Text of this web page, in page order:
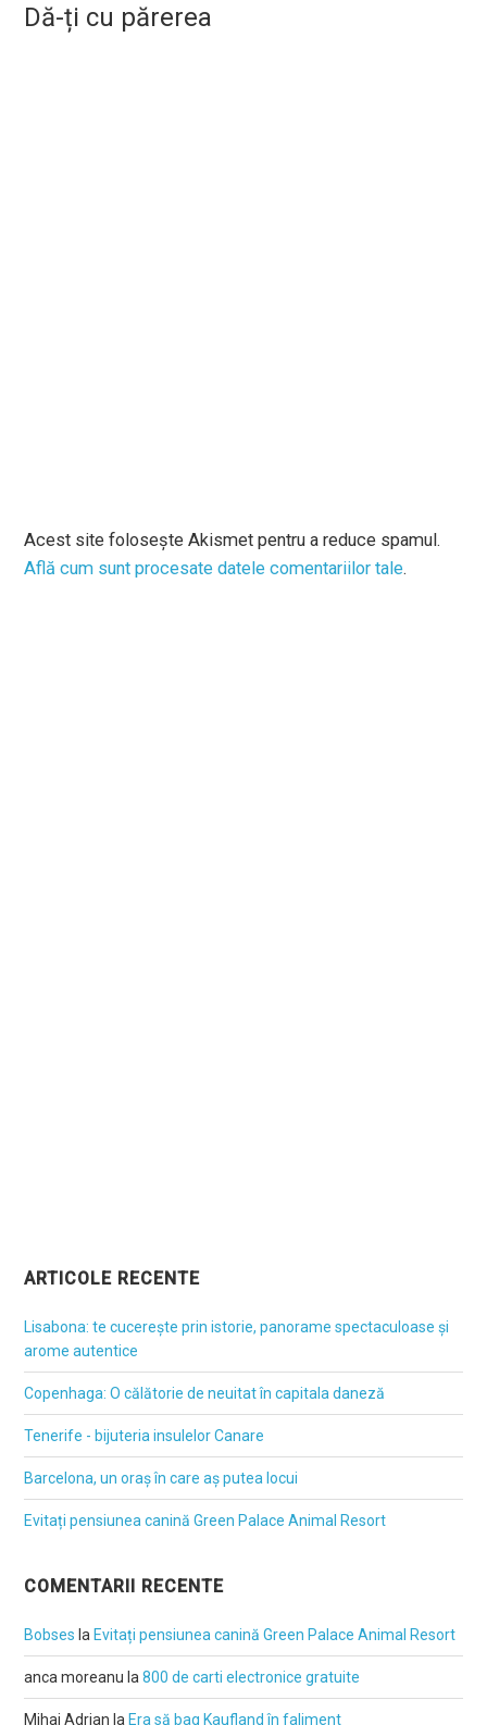
Dă-ți cu părerea
Acest site folosește Akismet pentru a reduce spamul.
Află cum sunt procesate datele comentariilor tale.
ARTICOLE RECENTE
Lisabona: te cucerește prin istorie, panorame spectaculoase și
arome autentice
Copenhaga: O călătorie de neuitat în capitala daneză
Tenerife - bijuteria insulelor Canare
Barcelona, un oraș în care aș putea locui
Evitați pensiunea canină Green Palace Animal Resort
COMENTARII RECENTE
Bobses la Evitați pensiunea canină Green Palace Animal Resort
anca moreanu la800 de carti electronice gratuite
Mihai Adrian la Era să bag Kaufland în faliment